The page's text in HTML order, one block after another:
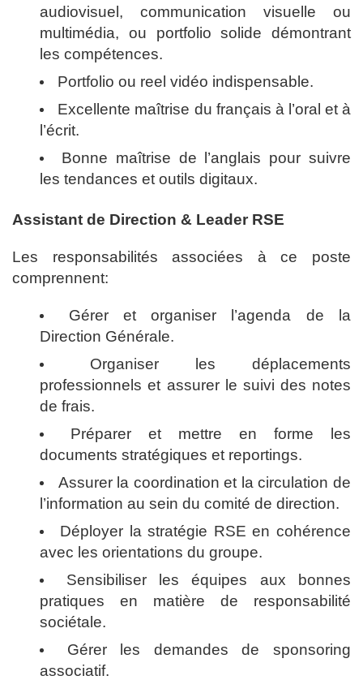
audiovisuel, communication visuelle ou
multimédia, ou portfolio solide démontrant
les compétences.
Portfolio ou reel vidéo indispensable.
Excellente maîtrise du français à l’oral et à
l’écrit.
Bonne maîtrise de l’anglais pour suivre
les tendances et outils digitaux.
Assistant de Direction & Leader RSE
Les responsabilités associées à ce poste
comprennent:
Gérer et organiser l’agenda de la
Direction Générale.
Organiser les déplacements
professionnels et assurer le suivi des notes
de frais.
Préparer et mettre en forme les
documents stratégiques et reportings.
Assurer la coordination et la circulation de
l’information au sein du comité de direction.
Déployer la stratégie RSE en cohérence
avec les orientations du groupe.
Sensibiliser les équipes aux bonnes
pratiques en matière de responsabilité
sociétale.
Gérer les demandes de sponsoring
associatif.